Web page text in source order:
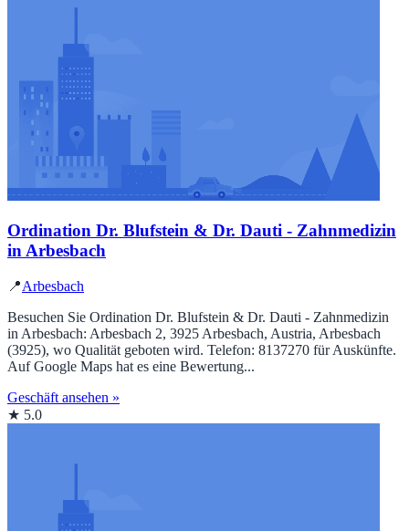
Ordination Dr. Blufstein & Dr. Dauti - Zahnmedizin
in Arbesbach
📍Arbesbach
Besuchen Sie Ordination Dr. Blufstein & Dr. Dauti - Zahnmedizin
in Arbesbach: Arbesbach 2, 3925 Arbesbach, Austria, Arbesbach
(3925), wo Qualität geboten wird. Telefon: 8137270 für Auskünfte.
Auf Google Maps hat es eine Bewertung...
Geschäft ansehen »
★ 5.0